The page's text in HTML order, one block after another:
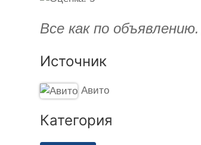
Все как по
Источник
Авито
Категория